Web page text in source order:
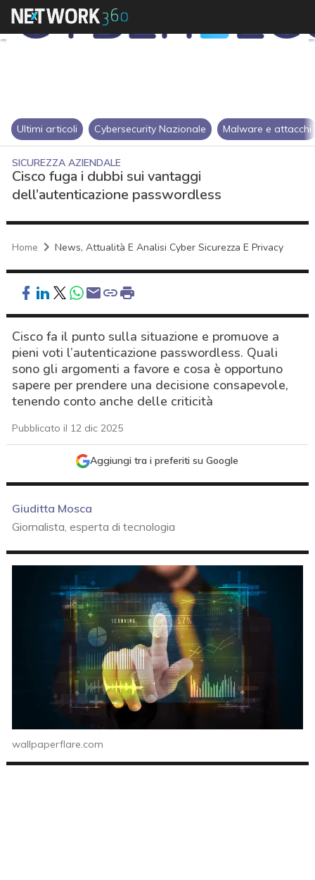
Ultimi articoli Cybersecurity Nazionale Malware e attacchi
SICUREZZA AZIENDALE
Cisco fuga i dubbi sui vantaggi
dell’autenticazione passwordless
Home News, Attualità E Analisi Cyber Sicurezza E Privacy
Cisco fa il punto sulla situazione e promuove a
pieni voti l’autenticazione passwordless. Quali
sono gli argomenti a favore e cosa è opportuno
sapere per prendere una decisione consapevole,
tenendo conto anche delle criticità
Pubblicato il 12 dic 2025
Aggiungi tra i preferiti su Google
Giuditta Mosca
Giornalista, esperta di tecnologia
wallpaperflare.com